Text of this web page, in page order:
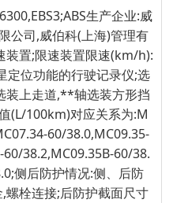
生产企业:威
公司,威伯科(上海)管理有
装置;限速装置限速(km/h):
定位功能的行驶记录仪;选
装上走道,**轴选装方形挡
(L/100km)对应关系为:M
60/38.0,MC09.35-
38.2,MC09.35B-60/38.
侧后防护情况:侧、后防
螺栓连接;后防护截面尺寸